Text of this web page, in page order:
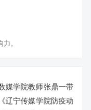
。
媒学院教师张鼎一带
辽宁传媒学院防疫动